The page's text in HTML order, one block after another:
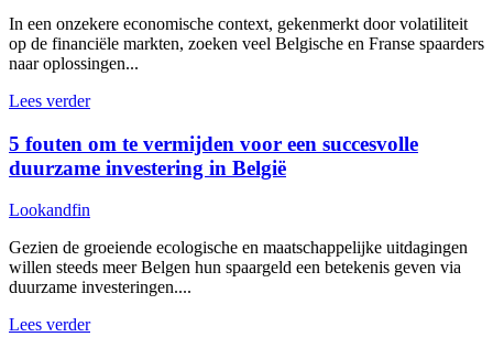
In een onzekere economische context, gekenmerkt door volatiliteit
op de financiële markten, zoeken veel Belgische en Franse spaarders
naar oplossingen...
Lees verder
5 fouten om te vermijden voor een succesvolle
duurzame investering in België
Lookandfin
Gezien de groeiende ecologische en maatschappelijke uitdagingen
willen steeds meer Belgen hun spaargeld een betekenis geven via
duurzame investeringen....
Lees verder